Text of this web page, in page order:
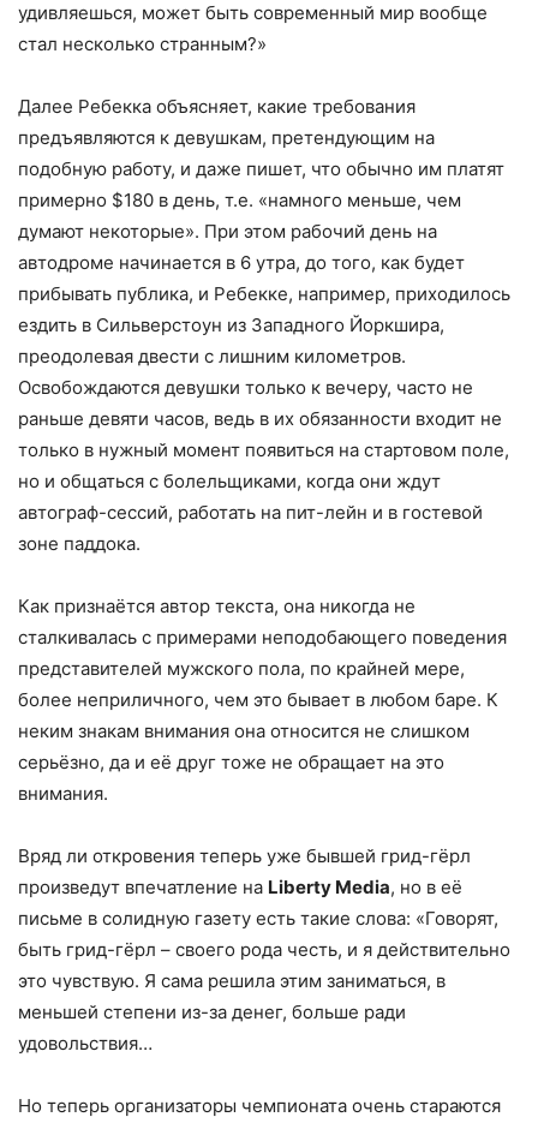
удивляешься, может быть современный мир вообще
стал несколько странным?»
Далее Ребекка объясняет, какие требования
предъявляются к девушкам, претендующим на
подобную работу, и даже пишет, что обычно им платят
примерно $180 в день, т.е. «намного меньше, чем
думают некоторые». При этом рабочий день на
автодроме начинается в 6 утра, до того, как будет
прибывать публика, и Ребекке, например, приходилось
ездить в Сильверстоун из Западного Йоркшира,
преодолевая двести с лишним километров.
Освобождаются девушки только к вечеру, часто не
раньше девяти часов, ведь в их обязанности входит не
только в нужный момент появиться на стартовом поле,
но и общаться с болельщиками, когда они ждут
автограф-сессий, работать на пит-лейн и в гостевой
зоне паддока.
Как признаётся автор текста, она никогда не
сталкивалась с примерами неподобающего поведения
представителей мужского пола, по крайней мере,
более неприличного, чем это бывает в любом баре. К
неким знакам внимания она относится не слишком
серьёзно, да и её друг тоже не обращает на это
внимания.
Вряд ли откровения теперь уже бывшей грид-гёрл
произведут впечатление на Liberty Media, но в её
письме в солидную газету есть такие слова: «Говорят,
быть грид-гёрл – своего рода честь, и я действительно
это чувствую. Я сама решила этим заниматься, в
меньшей степени из-за денег, больше ради
удовольствия…
Но теперь организаторы чемпионата очень стараются